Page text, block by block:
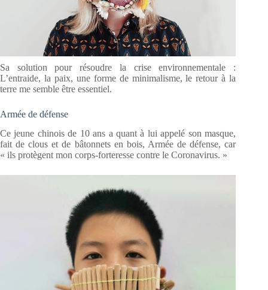
Sa solution pour résoudre la crise environnementale :
L’entraide, la paix, une forme de minimalisme, le retour à la
terre me semble être essentiel.
Armée de défense
Ce jeune chinois de 10 ans a quant à lui appelé son masque,
fait de clous et de bâtonnets en bois, Armée de défense, car
« ils protègent mon corps-forteresse contre le Coronavirus. »